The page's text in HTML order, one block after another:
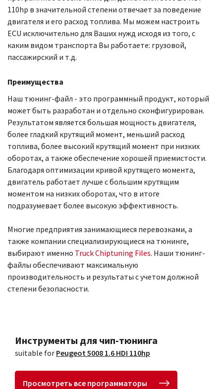
110hp в значительной степени отвечает за поведение
двигателя и его расход топлива. Мы можем настроить
ECU исключительно для Ваших нужд исходя из того, с
каким видом транспорта Вы работаете: грузовой,
пассажирский и т.д.
Преимущества
Наш тюнинг-файл - это программный продукт, который
может быть разработан и отдельно сконфигурирован.
Результатом является большая мощность двигателя,
более гладкий крутящий момент, меньший расход
топлива, более высокий крутящий момент при низких
оборотах, а также обеспечение хорошей приемистости.
Благодаря оптимизации кривой крутящего момента,
двигатель работает лучше с большим крутящим
моментом на низких оборотах, что в итоге
подразумевает более высокую эффективность.
Многие предприятия занимающиеся перевозками, а
также компании специализирующиеся на тюнинге,
выбирают именно Truck Chiptuning Files. Наши тюнинг-
файлы обеспечивают максимальную
производительность и результаты с учетом должной
степени безопасности.
Инструменты для чип-тюнинга
suitable for Peugeot 5008 1.6 HDI 110hp
Просмотреть все программаторы